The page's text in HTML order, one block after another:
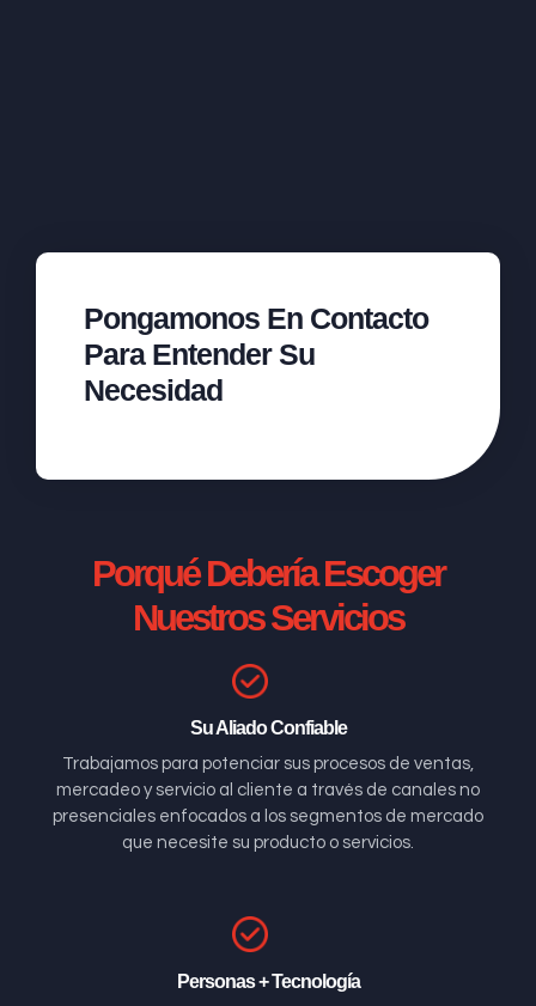
Pongamonos En Contacto
Para Entender Su
Necesidad
Porqué Debería Escoger
Nuestros Servicios
Su Aliado Confiable
Trabajamos para potenciar sus procesos de ventas,
mercadeo y servicio al cliente a través de canales no
presenciales enfocados a los segmentos de mercado
que necesite su producto o servicios.
Personas + Tecnología